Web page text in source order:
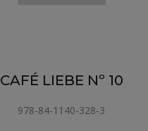
CAFÉ LIEBE Nº 10
978-84-1140-328-3